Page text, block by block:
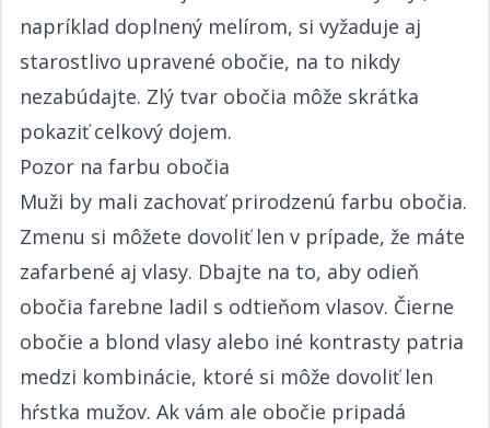
napríklad doplnený melírom, si vyžaduje aj
starostlivo upravené obočie, na to nikdy
nezabúdajte. Zlý tvar obočia môže skrátka
pokaziť celkový dojem.​​​​‌ ‍ ​‍​‍‌‍ ‌ ​‍‌‍‍‌‌‍‌ ‌‍‍‌‌‍ ‍​‍​‍​ ‍‍​‍​‍‌ ​ ‌‍​‌‌‍ ‍‌‍‍‌‌ ‌​‌ ‍‌​‍ ‍‌‍‍‌‌‍ ​‍​‍​‍ ​​‍​‍‌‍‍​‌ ​‍‌‍‌‌‌‍‌‍​‍​‍​ ‍‍​‍​‍‌‍‍​‌ ‌​‌ ‌​‌ ​​​ ‍‍​‍ ​‍ ‌‍ ​‌‍ ‌‍​ ‌‍​‌‌‍ ​‌‍‍​‌‍ ‌ ​ ‌ ‌​​ ‍‍​ ​ ​ ​​​ ​​​ ​​​‍ ‌ ​ ‌ ‌​‌ ‌‌‌‍‌​‌‍‍‌‌‍ ​‍ ‌‍‍‌‌‍ ‍‌ ‌​‌‍‌‌‌‍ ‍‌ ‌​​‍ ‌‍‌‌‌‍‌​‌‍‍‌‌ ‌​​‍ ‌‍ ‌‌‍ ‌‍‌​‌‍‌‌​ ‌‌ ​​‌ ​‍‌‍‌‌‌ ​ ‌‍‌‌‌‍ ‍‌ ‌​‌‍​‌‌ ‌​‌‍‍‌‌‍ ‌‍ ‍​ ‍ ‌‍‍‌‌‍‌​​ ‌‌ ​​‌‍ ‌ ​ ‌ ‌​​‍ ‌​ ​‍​ ‍​​ ‌‍​ ‌​​ ‍​​ ​ ​ ‍ ‌ ‌​‌ ‍‌‌ ​​‌‍‌‌​ ‌‌ ​​‌‍ ‌ ​ ‌ ‌​​ ‍ ‌ ​​‌‍​‌‌ ‌​‌‍‍​​ ‌‌‍​ ‌‍ ‌‍ ‍‌ ‌​‌‍‌‌‌‍ ‍‌ ‌​​‍‌‌​ ‌‌‌​​‍‌‌ ‌‍‍ ‌‍‌‌‌ ‍‌​‍‌‌​ ​ ‌​‌​​‍‌‌​ ​ ‌​‌​​‍‌‌​ ​‍​ ​‍‌‍​‍​ ​ ‌‍‌​​ ​‍‌‍‌‌​ ‌‌‌‍​‌‌‍​ ‌‍‌‌‌‍​‌​ ‌‌​ ‌ ​‍‌‌​ ​‍​ ​‍​‍‌‌​ ‌‌‌​‌​​‍ ‍‌‍​ ‌‍‍​‌‍‍‌‌‍ ​‌‍‌​‌ ​‍‌‍‌‌‌‍ ‍​‍‌‌​ ‌‌‌​​‍‌‌ ‌‍‍ ‌‍‌‌‌ ‍‌​‍‌‌​ ​ ‌​‌​​‍‌‌​ ​ ‌​‌​​‍‌‌​ ​‍​ ​‍‌‍​‍​ ​ ‌‍‌​​ ​‍‌‍‌‌​ ‌‌‌‍​‌‌‍​ ‌‍‌‌‌‍​‌​ ‌‌​ ‌ ​ ​​​‍‌‌​ ​‍​ ​‍​‍‌‌​ ‌‌‌​‌​​‍ ‍‌ ‌​‌‍‌‌‌ ‍​‌ ‌​​ ‌‍​‍‌‍​‌‌ ​ ‌‍‌‌‌‌‌‌‌ ​‍‌‍ ​​ ‌‌‍‍​‌ ‌​‌ ‌​‌ ​​​‍‌‌​ ​ ‌​​‌​‍‌‌​ ​‍‌​‌‍​‍‌‌​ ​‍‌​‌‍‌‍ ​‌‍ ‌‍​ ‌‍​‌‌‍ ​‌‍‍​‌‍ ‌ ​ ‌ ‌​​‍‌‌​ ​ ‌​​‌​ ​ ​ ​​​ ​​​ ​​​‍‌‌​ ​‍‌​‌‍‌ ​ ‌ ‌​‌ ‌‌‌‍‌​‌‍‍‌‌‍ ​‍‌‍‌‍‍‌‌‍‌​​ ‌‌ ​​‌‍ ‌ ​ ‌ ‌​​‍ ‌​ ​‍​ ‍​​ ‌‍​ ‌​​ ‍​​ ​ ​‍‌‍‌ ‌​‌ ‍‌‌ ​​‌‍‌‌​ ‌‌ ​​‌‍ ‌ ​ ‌ ‌​​‍‌‍‌ ​​‌‍​‌‌ ‌​‌‍‍​​ ‌‌‍​ ‌‍ ‌‍ ‍‌ ‌​‌‍‌‌‌‍ ‍‌ ‌​​‍‌‌​ ‌‌‌​​‍‌‌ ‌‍‍ ‌‍‌‌‌ ‍‌​‍‌‌​ ​ ‌​‌​​‍‌‌​ ​ ‌​‌​​‍‌‌​ ​‍​ ​‍‌‍​‍​ ​ ‌‍‌​​ ​‍‌‍‌‌​ ‌‌‌‍​‌‌‍​ ‌‍‌‌‌‍​‌​ ‌‌​ ‌ ​‍‌‌​ ​‍​ ​‍​‍‌‌​ ‌‌‌​‌​​‍ ‍‌‍​ ‌‍‍​‌‍‍‌‌‍ ​‌‍‌​‌ ​‍‌‍‌‌‌‍ ‍​‍‌‌​ ‌‌‌​​‍‌‌ ‌‍‍ ‌‍‌‌‌ ‍‌​‍‌‌​ ​ ‌​‌​​‍‌‌​ ​ ‌​‌​​‍‌‌​ ​‍​ ​‍‌‍​‍​ ​ ‌‍‌​​ ​‍‌‍‌‌​ ‌‌‌‍​‌‌‍​ ‌‍‌‌‌‍​‌​ ‌‌​ ‌ ​ ​​​‍‌‌​ ​‍​ ​‍​‍‌‌​ ‌‌‌​‌​​‍ ‍‌ ‌​‌‍‌‌‌ ‍​‌ ‌​​‍‌‍‌ ​​‌‍‌‌‌ ​‍‌ ​ ‌ ​​‌‍‌‌‌‍​ ‌ ‌​‌‍‍‌‌ ‌‍‌‍‌‌​ ‌‌ ​​‌ ‌‌‌‍​‍‌‍ ​‌‍‍‌‌ ​ ‌‍‍​‌‍‌‌‌‍‌​​‍​‍‌ ‌
Pozor na farbu obočia​​​​‌ ‍ ​‍​‍‌‍ ‌ ​‍‌‍‍‌‌‍‌ ‌‍‍‌‌‍ ‍​‍​‍​ ‍‍​‍​‍‌ ​ ‌‍​‌‌‍ ‍‌‍‍‌‌ ‌​‌ ‍‌​‍ ‍‌‍‍‌‌‍ ​‍​‍​‍ ​​‍​‍‌‍‍​‌ ​‍‌‍‌‌‌‍‌‍​‍​‍​ ‍‍​‍​‍‌‍‍​‌ ‌​‌ ‌​‌ ​​​ ‍‍​‍ ​‍ ‌‍ ​‌‍ ‌‍​ ‌‍​‌‌‍ ​‌‍‍​‌‍ ‌ ​ ‌ ‌​​ ‍‍​ ​ ​ ​​​ ​​​ ​​​‍ ‌ ​ ‌ ‌​‌ ‌‌‌‍‌​‌‍‍‌‌‍ ​‍ ‌‍‍‌‌‍ ‍‌ ‌​‌‍‌‌‌‍ ‍‌ ‌​​‍ ‌‍‌‌‌‍‌​‌‍‍‌‌ ‌​​‍ ‌‍ ‌‌‍ ‌‍‌​‌‍‌‌​ ‌‌ ​​‌ ​‍‌‍‌‌‌ ​ ‌‍‌‌‌‍ ‍‌ ‌​‌‍​‌‌ ‌​‌‍‍‌‌‍ ‌‍ ‍​ ‍ ‌‍‍‌‌‍‌​​ ‌‌ ​​‌‍ ‌ ​ ‌ ‌​​‍ ‌​ ​‍​ ‍​​ ‌‍​ ‌​​ ‍​​ ​ ​ ‍ ‌ ‌​‌ ‍‌‌ ​​‌‍‌‌​ ‌‌ ​​‌‍ ‌ ​ ‌ ‌​​ ‍ ‌ ​​‌‍​‌‌ ‌​‌‍‍​​ ‌‌‍​ ‌‍ ‌‍ ‍‌ ‌​‌‍‌‌‌‍ ‍‌ ‌​​‍‌‌​ ‌‌‌​​‍‌‌ ‌‍‍ ‌‍‌‌‌ ‍‌​‍‌‌​ ​ ‌​‌​​‍‌‌​ ​ ‌​‌​​‍‌‌​ ​‍​ ​‍​ ‍​​ ​‌​ ‌ ​ ‌​​ ​‌‌‍​ ​ ‍‌​ ‌ ‌‍‌​​ ​​‌‍​‍‌‍‌​​‍‌‌​ ​‍​ ​‍​‍‌‌​ ‌‌‌​‌​​‍ ‍‌‍​ ‌‍‍​‌‍‍‌‌‍ ​‌‍‌​‌ ​‍‌‍‌‌‌‍ ‍​‍‌‌​ ‌‌‌​​‍‌‌ ‌‍‍ ‌‍‌‌‌ ‍‌​‍‌‌​ ​ ‌​‌​​‍‌‌​ ​ ‌​‌​​‍‌‌​ ​‍​ ​‍​ ‍​​ ​‌​ ‌ ​ ‌​​ ​‌‌‍​ ​ ‍‌​ ‌ ‌‍‌​​ ​​‌‍​‍‌‍‌​​ ​​​‍‌‌​ ​‍​ ​‍​‍‌‌​ ‌‌‌​‌​​‍ ‍‌ ‌​‌‍‌‌‌ ‍​‌ ‌​​ ‌‍​‍‌‍​‌‌ ​ ‌‍‌‌‌‌‌‌‌ ​‍‌‍ ​​ ‌‌‍‍​‌ ‌​‌ ‌​‌ ​​​‍‌‌​ ​ ‌​​‌​‍‌‌​ ​‍‌​‌‍​‍‌‌​ ​‍‌​‌‍‌‍ ​‌‍ ‌‍​ ‌‍​‌‌‍ ​‌‍‍​‌‍ ‌ ​ ‌ ‌​​‍‌‌​ ​ ‌​​‌​ ​ ​ ​​​ ​​​ ​​​‍‌‌​ ​‍‌​‌‍‌ ​ ‌ ‌​‌ ‌‌‌‍‌​‌‍‍‌‌‍ ​‍‌‍‌‍‍‌‌‍‌​​ ‌‌ ​​‌‍ ‌ ​ ‌ ‌​​‍ ‌​ ​‍​ ‍​​ ‌‍​ ‌​​ ‍​​ ​ ​‍‌‍‌ ‌​‌ ‍‌‌ ​​‌‍‌‌​ ‌‌ ​​‌‍ ‌ ​ ‌ ‌​​‍‌‍‌ ​​‌‍​‌‌ ‌​‌‍‍​​ ‌‌‍​ ‌‍ ‌‍ ‍‌ ‌​‌‍‌‌‌‍ ‍‌ ‌​​‍‌‌​ ‌‌‌​​‍‌‌ ‌‍‍ ‌‍‌‌‌ ‍‌​‍‌‌​ ​ ‌​‌​​‍‌‌​ ​ ‌​‌​​‍‌‌​ ​‍​ ​‍​ ‍​​ ​‌​ ‌ ​ ‌​​ ​‌‌‍​ ​ ‍‌​ ‌ ‌‍‌​​ ​​‌‍​‍‌‍‌​​‍‌‌​ ​‍​ ​‍​‍‌‌​ ‌‌‌​‌​​‍ ‍‌‍​ ‌‍‍​‌‍‍‌‌‍ ​‌‍‌​‌ ​‍‌‍‌‌‌‍ ‍​‍‌‌​ ‌‌‌​​‍‌‌ ‌‍‍ ‌‍‌‌‌ ‍‌​‍‌‌​ ​ ‌​‌​​‍‌‌​ ​ ‌​‌​​‍‌‌​ ​‍​ ​‍​ ‍​​ ​‌​ ‌ ​ ‌​​ ​‌‌‍​ ​ ‍‌​ ‌ ‌‍‌​​ ​​‌‍​‍‌‍‌​​ ​​​‍‌‌​ ​‍​ ​‍​‍‌‌​ ‌‌‌​‌​​‍ ‍‌ ‌​‌‍‌‌‌ ‍​‌ ‌​​‍‌‍‌ ​​‌‍‌‌‌ ​‍‌ ​ ‌ ​​‌‍‌‌‌‍​ ‌ ‌​‌‍‍‌‌ ‌‍‌‍‌‌​ ‌‌ ​​‌ ‌‌‌‍​‍‌‍ ​‌‍‍‌‌ ​ ‌‍‍​‌‍‌‌‌‍‌​​‍​‍‌ ‌
Muži by mali zachovať prirodzenú farbu obočia.
Zmenu si môžete dovoliť len v prípade, že máte
zafarbené aj vlasy. Dbajte na to, aby odieň
obočia farebne ladil s odtieňom vlasov. Čierne
obočie a blond vlasy alebo iné kontrasty patria
medzi kombinácie, ktoré si môže dovoliť len
hŕstka mužov. Ak vám ale obočie pripadá